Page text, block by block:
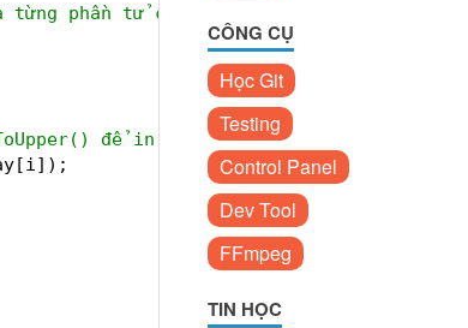
phần tử có phải là một chữ cái
để in hoa ký tự đầu
CÔNG CỤ
Học Git
Testing
Control Panel
Dev Tool
FFmpeg
TIN HỌC